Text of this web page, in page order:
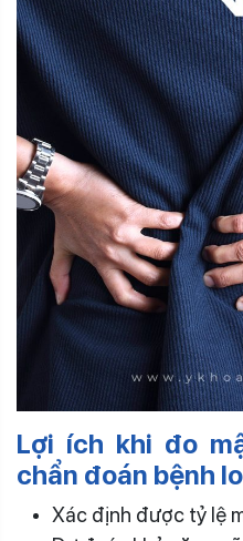
Lợi ích khi đo
chẩn đoán bệnh
Xác định được tỷ lệ